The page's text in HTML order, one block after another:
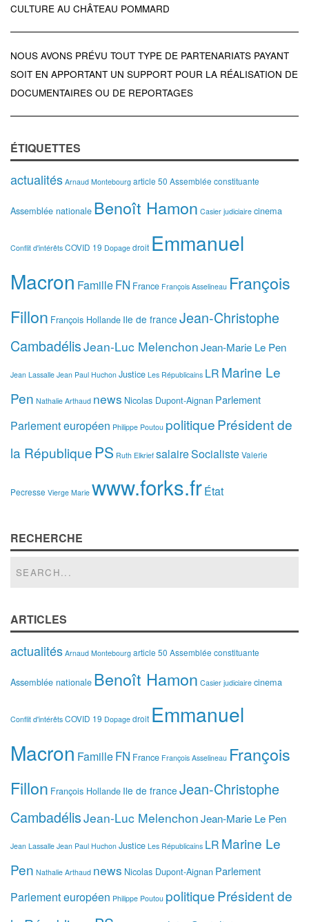
CULTURE AU CHÂTEAU POMMARD
NOUS AVONS PRÉVU TOUT TYPE DE PARTENARIATS PAYANT
SOIT EN APPORTANT UN SUPPORT POUR LA RÉALISATION DE
DOCUMENTAIRES OU DE REPORTAGES
ÉTIQUETTES
actualités Arnaud Montebourg article 50 Assemblée constituante
Assemblée nationale Benoît Hamon Casier judiciaire cinema
Conflit d'intérêts COVID 19 Dopage droit Emmanuel
Macron FamilleFN France François Asselineau François
Fillon François Hollande Ile de france Jean-Christophe
CambadélisJean-Luc MelenchonJean-Marie Le Pen
Jean Lassalle Jean Paul Huchon Justice Les Républicains LR Marine Le
Pen Nathalie Arthaud news Nicolas Dupont-Aignan Parlement
Parlement européen Philippe Poutou politiquePrésident de
la République PS Ruth Elkrief salaireSocialisteValerie
Pecresse Vierge Marie www.forks.frÉtat
RECHERCHE
ARTICLES
actualités Arnaud Montebourg article 50 Assemblée constituante
Assemblée nationale Benoît Hamon Casier judiciaire cinema
Conflit d'intérêts COVID 19 Dopage droit Emmanuel
Macron FamilleFN France François Asselineau François
Fillon François Hollande Ile de france Jean-Christophe
CambadélisJean-Luc MelenchonJean-Marie Le Pen
Jean Lassalle Jean Paul Huchon Justice Les Républicains LR Marine Le
Pen Nathalie Arthaud news Nicolas Dupont-Aignan Parlement
Parlement européen Philippe Poutou politiquePrésident de